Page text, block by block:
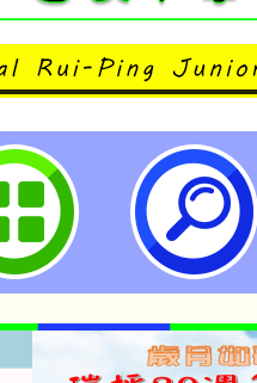
計者：徐嘉